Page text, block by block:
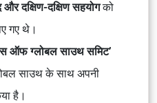
और दक्षिण-दक्षिण सहयोगको
गए थे।
ऑफ ग्लोबल साउथ समिट’
साउथ के साथ अपनी
है।